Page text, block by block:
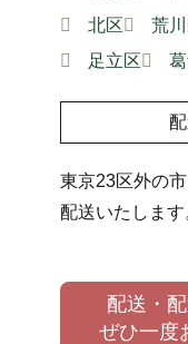
北区
荒
足立区
東京23区外の
配送いたします
配送・
ぜひ一度